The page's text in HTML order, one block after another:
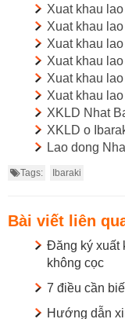
Xuat khau
Xuat khau
Xuat khau
Xuat khau
Xuat khau
Xuat khau
XKLD Nhat
XKLD o
Lao dong
Tags: Ibaraki
Bài viết liên
Đăng ký xuất
không cọc
7 điều cần
Hướng dẫn